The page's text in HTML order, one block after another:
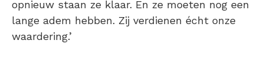
opnieuw staan ze klaar. En ze moeten nog een
lange adem hebben. Zij verdienen écht onze
waardering.’